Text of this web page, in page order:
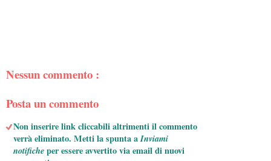
Nessun commento :
Posta un commento
Non inserire link cliccabili altrimenti il commento
verrà eliminato. Metti la spunta aInviami
notificheper essere avvertito via email di nuovi